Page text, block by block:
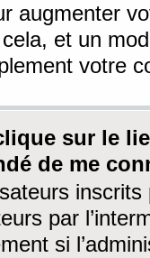
augmenter
et un
votre
sur le
de me
par
si